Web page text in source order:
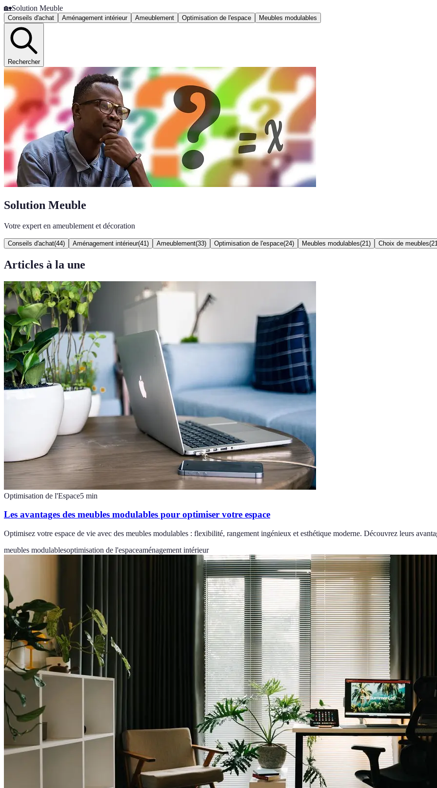
🏡Solution Meuble
Conseils d'achat Aménagement intérieur Ameublement Optimisation de l'espace Meubles modulables
Rechercher
Solution Meuble
Votre expert en ameublement et décoration
Conseils d'achat(44) Aménagement intérieur(41 ) Ameublement(33) Optimisation de l'espace(24) Meubles modulables(21 ) Choix de meubles(
Articles à la une
Optimisation de l'Espace5 min
Les avantages des meubles modulables pour optimiser votre espace
Optimisez votre espace de vie avec des meubles modulables : flexibilité, rangement ingénieux et esthétique moderne. Découvrez leurs
meubles modulablesoptimisation de l'espaceaménagement intérieur